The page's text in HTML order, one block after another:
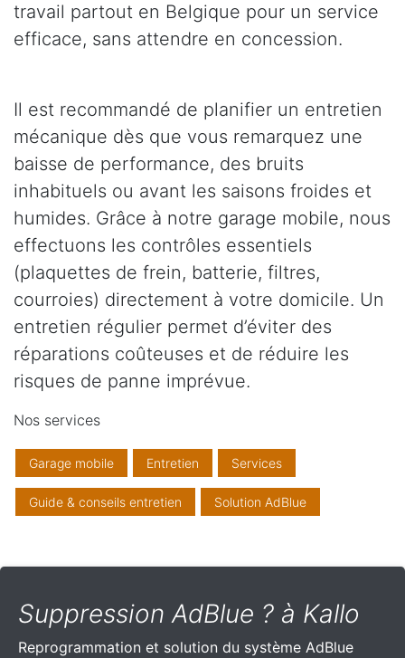
travail partout en Belgique pour un service
efficace, sans attendre en concession.
Il est recommandé de planifier un entretien
mécanique dès que vous remarquez une
baisse de performance, des bruits
inhabituels ou avant les saisons froides et
humides. Grâce à notre garage mobile, nous
effectuons les contrôles essentiels
(plaquettes de frein, batterie, filtres,
courroies) directement à votre domicile. Un
entretien régulier permet d’éviter des
réparations coûteuses et de réduire les
risques de panne imprévue.
Nos services
Garage mobile Entretien Services
Guide & conseils entretien Solution AdBlue
Suppression AdBlue ? à Kallo
Reprogrammation et solution du système AdBlue